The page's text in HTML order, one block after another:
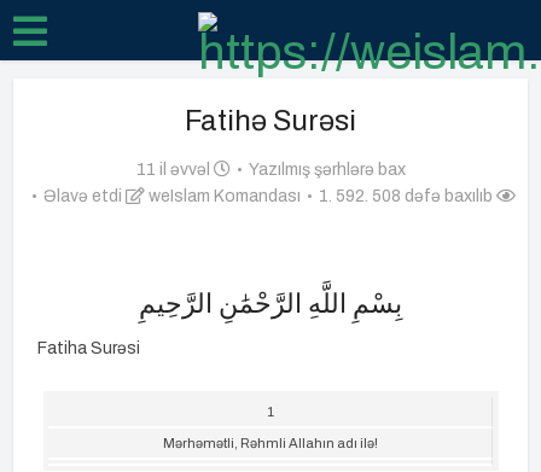
Fatihə Surəsi
11 il əvvəl
Yazılmış şərhlərə bax
Əlavə etdi
weIslam Komandası 1. 592. 508 dəfə baxılıb
بِسْمِ اللَّهِ الرَّحْمَٰنِ الرَّحِيمِ
Fatiha Surəsi
1
Mərhəmətli, Rəhmli Allahın adı ilə!